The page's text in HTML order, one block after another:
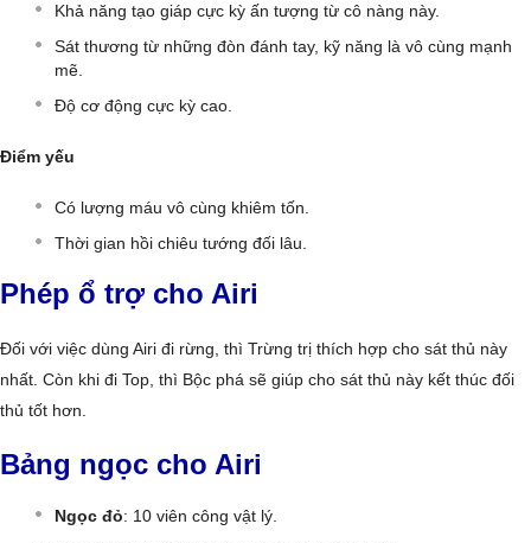
Khả năng tạo giáp cực kỳ ấn tượng từ cô nàng này.
Sát thương từ những đòn đánh tay, kỹ năng là vô cùng mạnh
mẽ.
Độ cơ động cực kỳ cao.
Điểm yếu
Có lượng máu vô cùng khiêm tốn.
Thời gian hồi chiêu tướng đối lâu.
Phép ổ trợ cho Airi
Đối với việc dùng Airi đi rừng, thì Trừng trị thích hợp cho sát thủ này
nhất. Còn khi đi Top, thì Bộc phá sẽ giúp cho sát thủ này kết thúc đối
thủ tốt hơn.
Bảng ngọc cho Airi
Ngọc đỏ: 10 viên công vật lý.